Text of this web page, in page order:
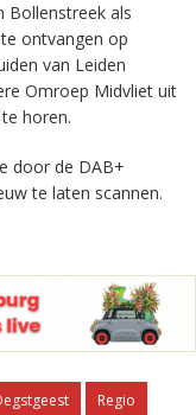
Bollenstreek als
ontvangen op
van Leiden
Omroep Midvliet uit
horen.
door de DAB+
te laten scannen.
Regio